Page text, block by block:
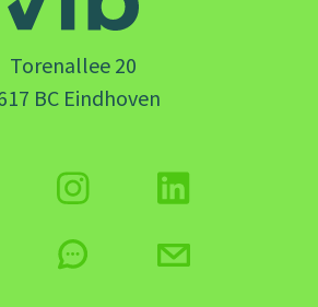
Torenallee 20
BC Eindhoven